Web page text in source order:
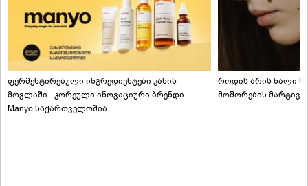
ფერმენტირებული ინგრედიენტები კანის
მოვლაში - კორეული ინოვაციური ბრენდი
Manyo საქართველოშია
როდის არის ხალი
მოშორების